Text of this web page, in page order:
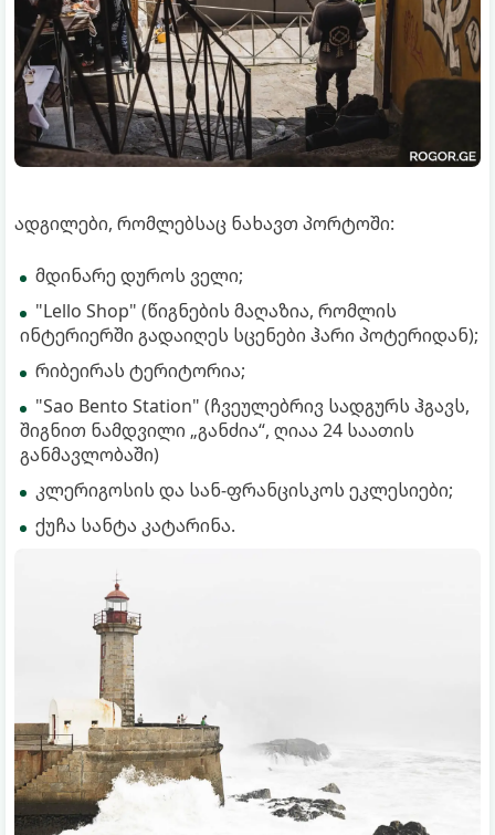
ადგილები, რომლებსაც ნახავთ პორტოში:
მდინარე დუროს ველი;
"Lello Shop" (წიგნების მაღაზია, რომლის
ინტერიერში გადაიღეს სცენები ჰარი პოტერიდან);
რიბეირას ტერიტორია;
"Sao Bento Station" (ჩვეულებრივ სადგურს ჰგავს,
შიგნით ნამდვილი „განძია“, ღიაა 24 საათის
განმავლობაში)
კლერიგოსის და სან-ფრანცისკოს ეკლესიები;
ქუჩა სანტა კატარინა.